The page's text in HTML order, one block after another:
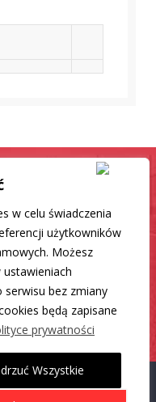
w celu świadczenia
użytkowników
Możesz
ustawieniach
serwisu bez zmiany
będą zapisane
prywatności
Wszystkie
Carlistings byWP